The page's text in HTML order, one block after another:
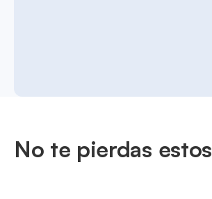
No te pierdas estos